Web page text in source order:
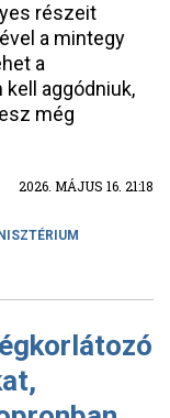
részeit
a mintegy
a
aggódniuk,
még
2026. MÁJUS 16. 21:18